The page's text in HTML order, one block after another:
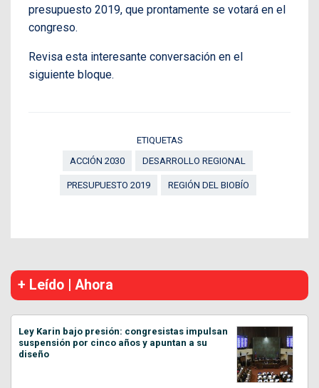
presupuesto 2019, que prontamente se votará en el
congreso.
Revisa esta interesante conversación en el
siguiente bloque.
ETIQUETAS
ACCIÓN 2030
DESARROLLO REGIONAL
PRESUPUESTO 2019 REGIÓN DEL BIOBÍO
+ Leído | Ahora
Ley Karin bajo presión: congresistas impulsan
suspensión por cinco años y apuntan a su
diseño